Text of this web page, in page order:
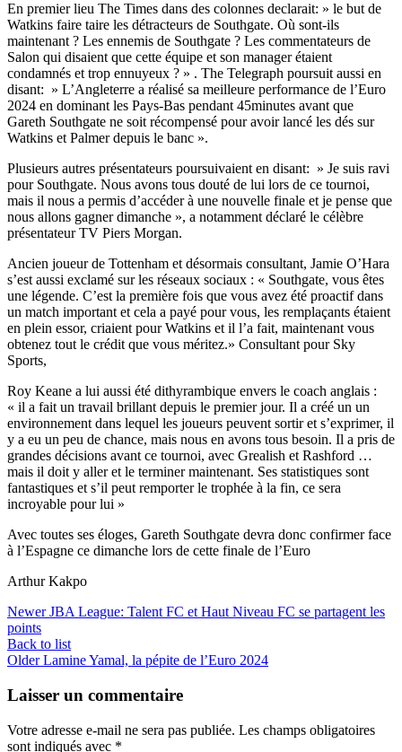
En premier lieu The Times dans des colonnes declarait: » le but de
Watkins faire taire les détracteurs de Southgate. Où sont-ils
maintenant ? Les ennemis de Southgate ? Les commentateurs de
Salon qui disaient que cette équipe et son manager étaient
condamnés et trop ennuyeux ? » . The Telegraph poursuit aussi en
disant: » L’Angleterre a réalisé sa meilleure performance de l’Euro
2024 en dominant les Pays-Bas pendant 45minutes avant que
Gareth Southgate ne soit récompensé pour avoir lancé les dés sur
Watkins et Palmer depuis le banc ».
Plusieurs autres présentateurs poursuivaient en disant: » Je suis ravi
pour Southgate. Nous avons tous douté de lui lors de ce tournoi,
mais il nous a permis d’accéder à une nouvelle finale et je pense que
nous allons gagner dimanche », a notamment déclaré le célèbre
présentateur TV Piers Morgan.
Ancien joueur de Tottenham et désormais consultant, Jamie O’Hara
s’est aussi exclamé sur les réseaux sociaux : « Southgate, vous êtes
une légende. C’est la première fois que vous avez été proactif dans
un match important et cela a payé pour vous, les remplaçants étaient
en plein essor, criaient pour Watkins et il l’a fait, maintenant vous
obtenez tout le crédit que vous méritez.» Consultant pour Sky
Sports,
Roy Keane a lui aussi été dithyrambique envers le coach anglais :
« il a fait un travail brillant depuis le premier jour. Il a créé un un
environnement dans lequel les joueurs peuvent sortir et s’exprimer, il
y a eu un peu de chance, mais nous en avons tous besoin. Il a pris de
grandes décisions avant ce tournoi, avec Grealish et Rashford …
mais il doit y aller et le terminer maintenant. Ses statistiques sont
fantastiques et s’il peut remporter le trophée à la fin, ce sera
incroyable pour lui »
Avec toutes ses éloges, Gareth Southgate devra donc confirmer face
à l’Espagne ce dimanche lors de cette finale de l’Euro
Arthur Kakpo
Newer JBA League: Talent FC et Haut Niveau FC se partagent les
points
Back to list
Older Lamine Yamal, la pépite de l’Euro 2024
Laisser un commentaire
Votre adresse e-mail ne sera pas publiée. Les champs obligatoires
sont indiqués avec *